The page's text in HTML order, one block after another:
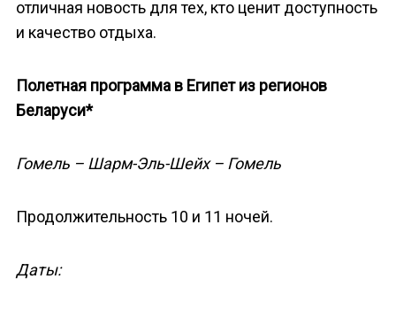
отличная новость для тех, кто ценит доступность
и качество отдыха.
Полетная программа в Египет из регионов
Беларуси*
Гомель – Шарм-Эль-Шейх – Гомель
Продолжительность 10 и 11 ночей.
Даты: